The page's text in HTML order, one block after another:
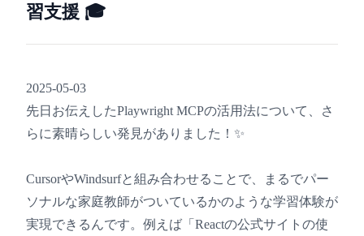
習支援 🎓
2025-05-03
先日お伝えしたPlaywright MCPの活用法について、さ
らに素晴らしい発見がありました！✨
CursorやWindsurfと組み合わせることで、まるでパー
ソナルな家庭教師がついているかのような学習体験が
実現できるんです。例えば「Reactの公式サイトの使